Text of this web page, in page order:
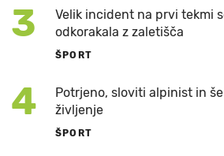
3
Velik incident na prvi tekmi
odkorakala z zaletišča
ŠPORT
4
Potrjeno, sloviti alpinist in
življenje
ŠPORT